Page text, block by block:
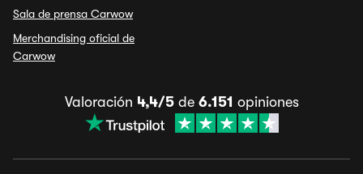
Sala de prensa Carwow
Merchandising oficial de
Carwow
Valoración 4,4/5de 6.151 opiniones